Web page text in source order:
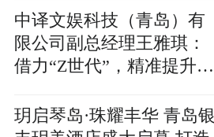
中译文娱科技（青岛）有
限公司副总经理王雅琪：
借力“Z世代”，精准提升国
玥启琴岛·珠耀丰华 青岛银